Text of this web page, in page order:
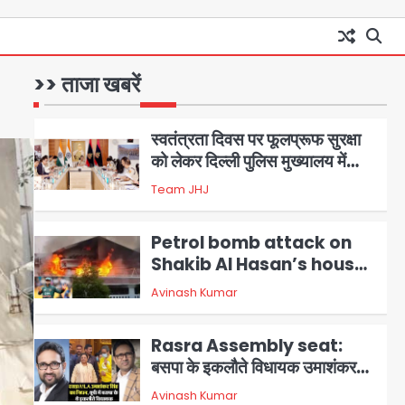
>> ताजा खबरें
1
चढ़े
2
स्वतंत्रता दिवस पर फूलप्रूफ सुरक्षा
मंथन
Team JHJ
3
Petrol bomb attack on
Shakib Al Hasan’s house:
शेख हसीना की वर्चुअल प्रेस कॉन्फ्रेंस
हसन के मगुरा स्थित घर पर पेट्रोल बम
से हमला
Avinash Kumar
4
Rasra Assembly seat:
बसपा के इकलौते विधायक उमाशंकर
सिंह का निधन, दो साल से कैंसर से जूझ
Avinash Kumar
डीएम अस्मिता लाल ने गोद में उठाकर
दिया अपनत्व का सहारा